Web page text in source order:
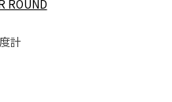
ROUND
計